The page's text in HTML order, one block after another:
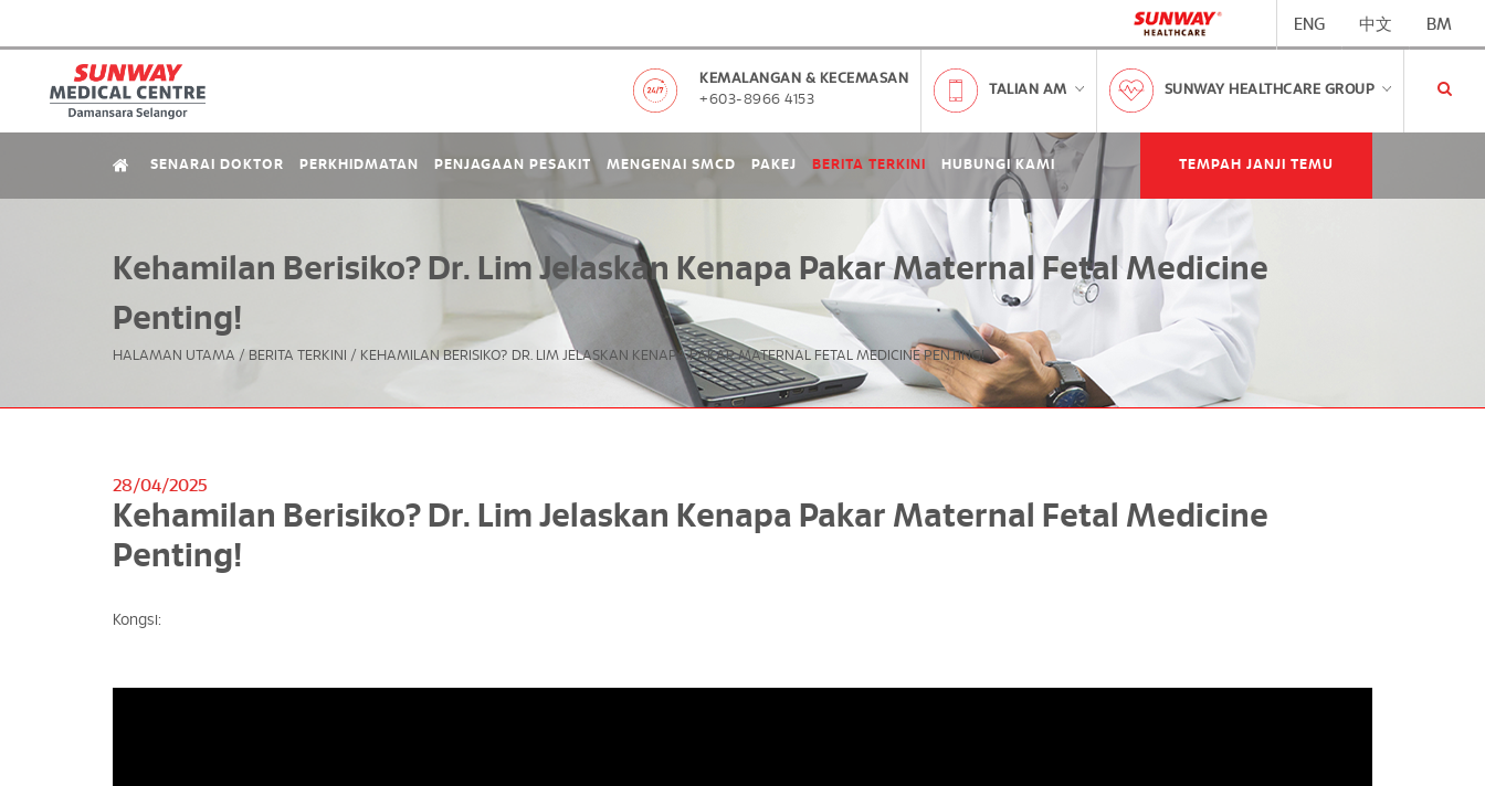
ENG 中文 BM
KEMALANGAN & KECEMASAN
+603-8966 4153
TALIAN AM SUNWAY HEALTHCARE GROUP
SENARAI DOKTOR PERKHIDMATAN PENJAGAAN PESAKIT MENGENAI SMCD PAKEJ BERITA TERKINI HUBUNGI KAMI TEMPAH JANJI TEMU
Kehamilan Berisiko? Dr. Lim Jelaskan Kenapa Pakar Maternal Fetal Medicine
Penting!
HALAMAN UTAMA / BERITA TERKINI / KEHAMILAN BERISIKO? DR. LIM JELASKAN KENAPA PAKAR MATERNAL FETAL MEDICINE PENTING!
28/04/2025
Kehamilan Berisiko? Dr. Lim Jelaskan Kenapa Pakar Maternal Fetal Medicine
Penting!
Kongsi: